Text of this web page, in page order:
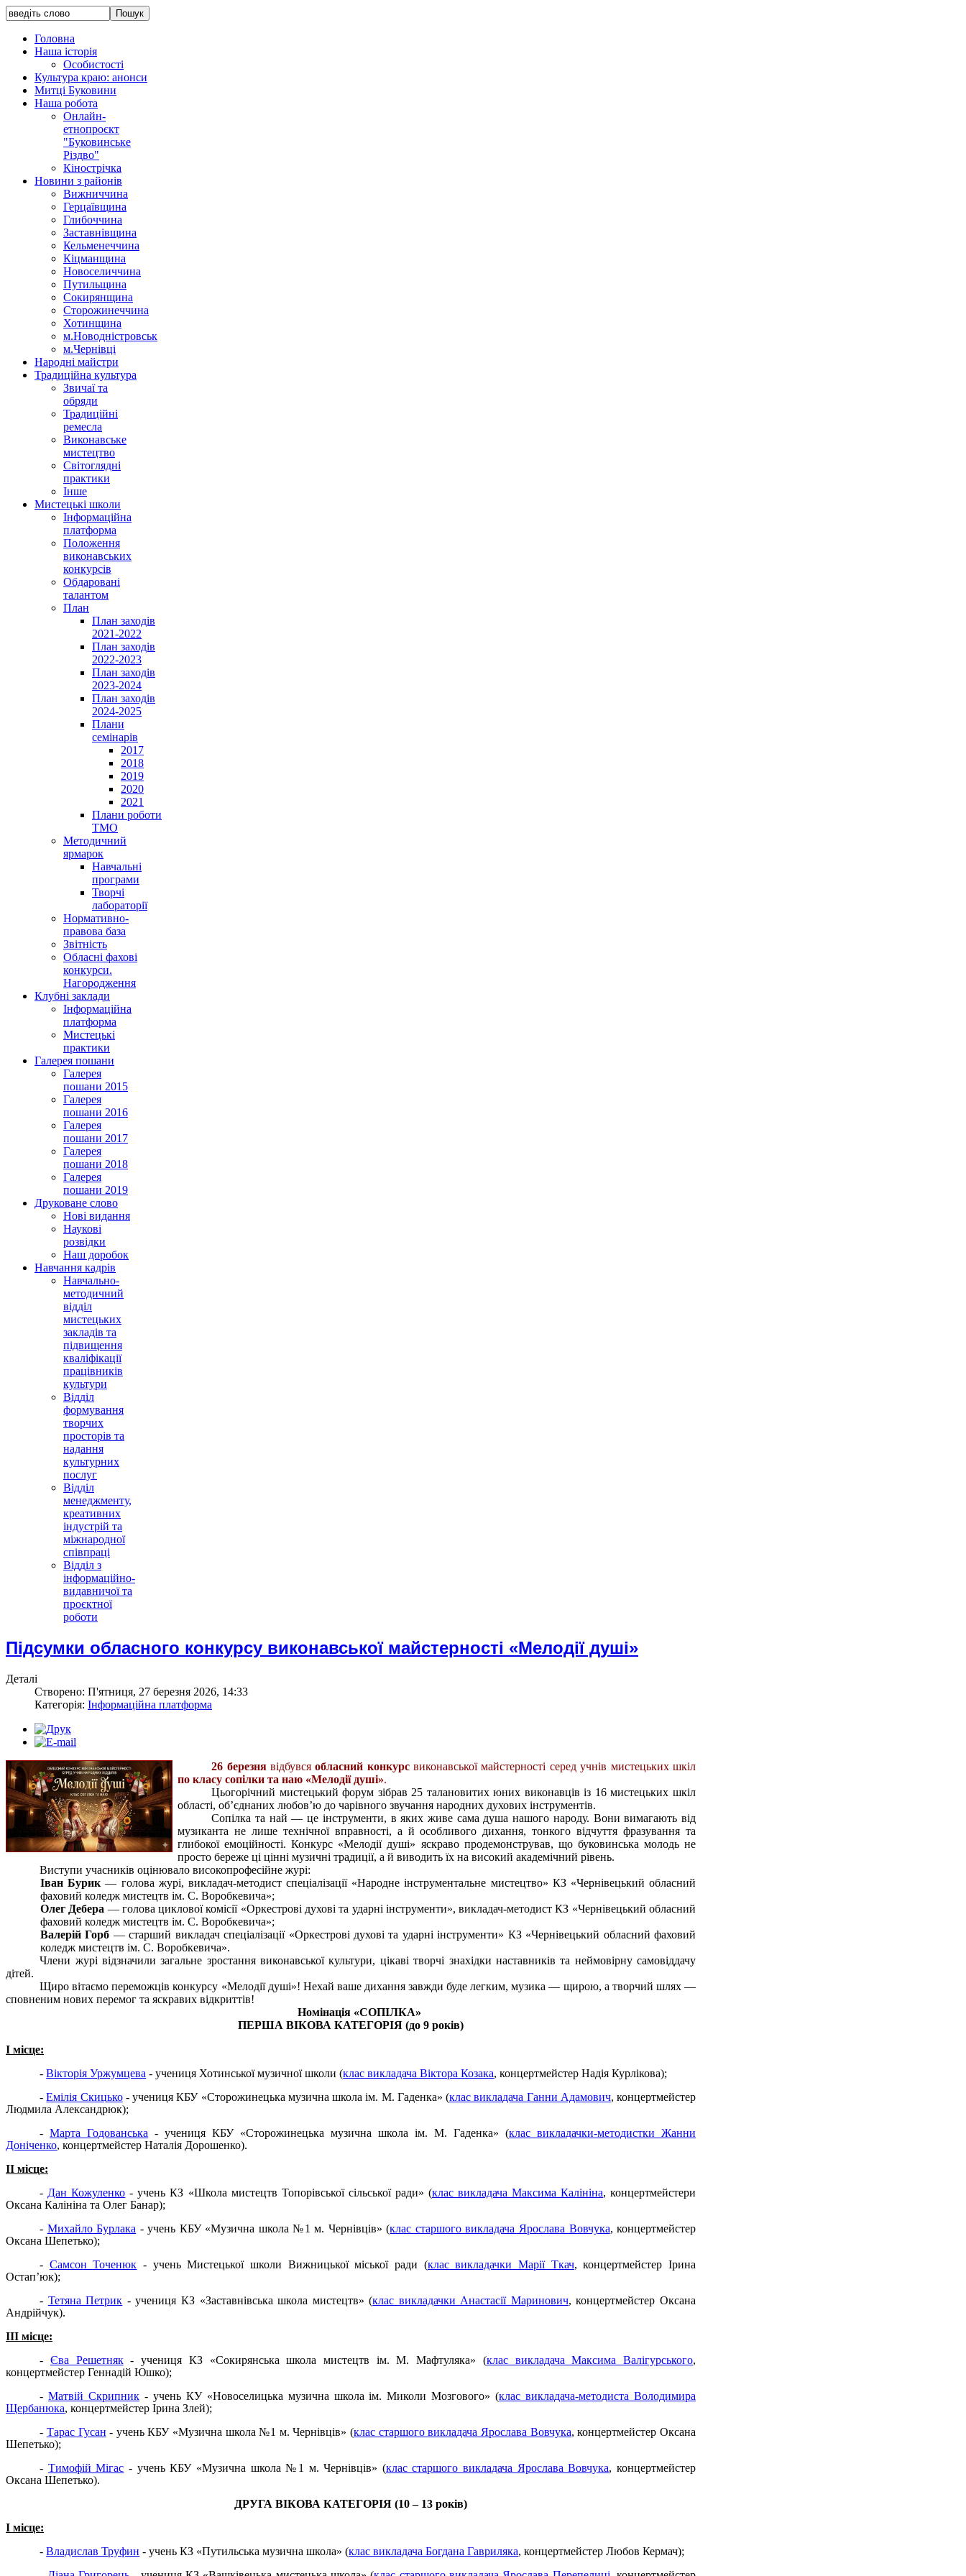
Головна
Наша історія
Особистості
Культура краю: анонси
Митці Буковини
Наша робота
Онлайн-
етнопроєкт
"Буковинське
Різдво"
Кінострічка
Новини з районів
Вижниччина
Герцаївщина
Глибоччина
Заставнівщина
Кельменеччина
Кіцманщина
Новоселиччина
Путильщина
Сокирянщина
Сторожинеччина
Хотинщина
м.Новодністровськ
м.Чернівці
Народні майстри
Традиційна культура
Звичаї та
обряди
Традиційні
ремесла
Виконавське
мистецтво
Світоглядні
практики
Інше
Мистецькі школи
Інформаційна
платформа
Положення
виконавських
конкурсів
Обдаровані
талантом
План
План заходів
2021-2022
План заходів
2022-2023
План заходів
2023-2024
План заходів
2024-2025
Плани
семінарів
2017
2018
2019
2020
2021
Плани роботи
ТМО
Методичний
ярмарок
Навчальні
програми
Творчі
лабораторії
Нормативно-
правова база
Звітність
Обласні фахові
конкурси.
Нагородження
Клубні заклади
Інформаційна
платформа
Мистецькі
практики
Галерея пошани
Галерея
пошани 2015
Галерея
пошани 2016
Галерея
пошани 2017
Галерея
пошани 2018
Галерея
пошани 2019
Друковане слово
Нові видання
Наукові
розвідки
Наш доробок
Навчання кадрів
Навчально-
методичний
відділ
мистецьких
закладів та
підвищення
кваліфікації
працівників
культури
Відділ
формування
творчих
просторів та
надання
культурних
послуг
Відділ
менеджменту,
креативних
індустрій та
міжнародної
співпраці
Відділ з
інформаційно-
видавничої та
проєктної
роботи
Підсумки обласного конкурсу виконавської майстерності «Мелодії душі»
Деталі
Створено: П'ятниця, 27 березня 2026, 14:33
Категорія: Інформаційна платформа
26 березнявідбувсяобласний конкурсвиконавської майстерності серед учнів мистецьких шкіл
по класу сопілки та наю «Мелодії душі».
Цьогорічний мистецький форум зібрав 25 талановитих юних виконавців із 16 мистецьких шкіл
області, об’єднаних любов’ю до чарівного звучання народних духових інструментів.
Сопілка та най — це інструменти, в яких живе сама душа нашого народу. Вони вимагають від
музиканта не лише технічної вправності, а й особливого дихання, тонкого відчуття фразування та
глибокої емоційності. Конкурс «Мелодії душі» яскраво продемонстрував, що буковинська молодь не
просто береже ці цінні музичні традиції, а й виводить їх на високий академічний рівень.
Виступи учасників оцінювало високопрофесійне журі:
Іван Бурик — голова журі, викладач-методист спеціалізації «Народне інструментальне мистецтво» КЗ «Чернівецький обласний
фаховий коледж мистецтв ім. С. Воробкевича»;
Олег Дебера — голова циклової комісії «Оркестрові духові та ударні інструменти», викладач-методист КЗ «Чернівецький обласний
фаховий коледж мистецтв ім. С. Воробкевича»;
Валерій Горб — старший викладач спеціалізації «Оркестрові духові та ударні інструменти» КЗ «Чернівецький обласний фаховий
коледж мистецтв ім. С. Воробкевича».
Члени журі відзначили загальне зростання виконавської культури, цікаві творчі знахідки наставників та неймовірну самовіддачу
дітей.
Щиро вітаємо переможців конкурсу «Мелодії душі»! Нехай ваше дихання завжди буде легким, музика — щирою, а творчий шлях —
сповненим нових перемог та яскравих відкриттів!
Номінація «СОПІЛКА»
ПЕРША ВІКОВА КАТЕГОРІЯ (до 9 років)
I місце:
-Вікторія Уржумцева - учениця Хотинської музичної школи (клас викладача Віктора Козака, концертмейстер Надія Курлікова);
-Емілія Скицько- учениця КБУ «Сторожинецька музична школа ім. М. Гаденка» (клас викладача Ганни Адамович, концертмейстер
Людмила Александрюк);
-Марта Годованська - учениця КБУ «Сторожинецька музична школа ім. М. Гаденка» (клас викладачки-методистки Жанни
Доніченко, концертмейстер Наталія Дорошенко).
II місце:
- Дан Кожуленко - учень КЗ «Школа мистецтв Топорівської сільської ради» (клас викладача Максима Калініна, концертмейстери
Оксана Калініна та Олег Банар);
- Михайло Бурлака - учень КБУ «Музична школа №1 м. Чернівців» (клас старшого викладача Ярослава Вовчука, концертмейстер
Оксана Шепетько);
- Самсон Точенюк - учень Мистецької школи Вижницької міської ради (клас викладачки Марії Ткач, концертмейстер Ірина
Остап’юк);
- Тетяна Петрик - учениця КЗ «Заставнівська школа мистецтв» (клас викладачки Анастасії Маринович, концертмейстер Оксана
Андрійчук).
III місце:
- Єва Решетняк- учениця КЗ «Сокирянська школа мистецтв ім. М. Мафтуляка» (клас викладача Максима Валігурського,
концертмейстер Геннадій Юшко);
-Матвій Скрипник - учень КУ «Новоселицька музична школа ім. Миколи Мозгового» (клас викладача-методиста Володимира
Щербанюка, концертмейстер Ірина Злей);
- Тарас Гусан - учень КБУ «Музична школа №1 м. Чернівців» (клас старшого викладача Ярослава Вовчука, концертмейстер Оксана
Шепетько);
- Тимофій Мігас - учень КБУ «Музична школа №1 м. Чернівців» (клас старшого викладача Ярослава Вовчука, концертмейстер
Оксана Шепетько).
ДРУГА ВІКОВА КАТЕГОРІЯ (10 – 13 років)
I місце:
-Владислав Труфин - учень КЗ «Путильська музична школа» (клас викладача Богдана Гавриляка, концертмейстер Любов Кермач);